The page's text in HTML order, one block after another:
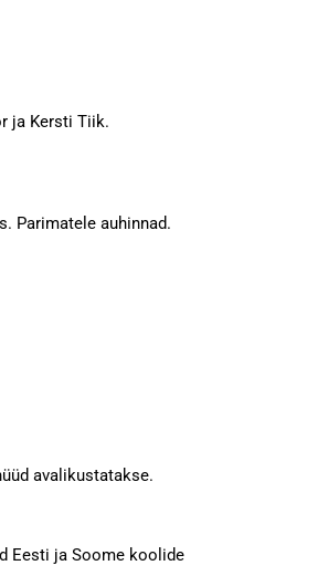
ja Kersti Tiik.
Parimatele auhinnad.
avalikustatakse.
Eesti ja Soome koolide